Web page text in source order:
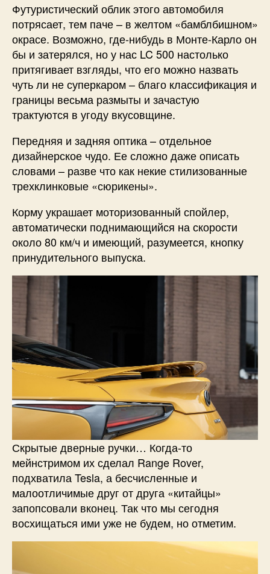
Футуристический облик этого автомобиля
потрясает, тем паче – в желтом «бамблбишном»
окрасе. Возможно, где-нибудь в Монте-Карло он
бы и затерялся, но у нас LC 500 настолько
притягивает взгляды, что его можно назвать
чуть ли не суперкаром – благо классификация и
границы весьма размыты и зачастую
трактуются в угоду вкусовщине.
Передняя и задняя оптика – отдельное
дизайнерское чудо. Ее сложно даже описать
словами – разве что как некие стилизованные
трехклинковые «сюрикены».
Корму украшает моторизованный спойлер,
автоматически поднимающийся на скорости
около 80 км/ч и имеющий, разумеется, кнопку
принудительного выпуска.
Скрытые дверные ручки… Когда-то
мейнстримом их сделал Range Rover,
подхватила Tesla, а бесчисленные и
малоотличимые друг от друга «китайцы»
запопсовали вконец. Так что мы сегодня
восхищаться ими уже не будем, но отметим.